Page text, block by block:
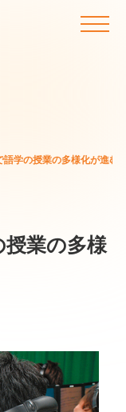
語学の授業の多様化が進む
授業の多様